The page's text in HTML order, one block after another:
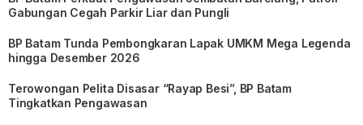
Gabungan Cegah Parkir Liar dan Pungli
BP Batam Tunda Pembongkaran Lapak UMKM Mega Legenda
hingga Desember 2026
Terowongan Pelita Disasar “Rayap Besi”, BP Batam
Tingkatkan Pengawasan